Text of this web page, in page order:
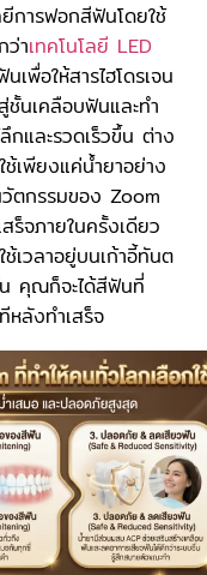
การฟอกสีฟันโดยใช้
ว่าเทคโนโลยี LED
เพื่อให้สารไฮโดรเจน
ชั้นเคลือบฟันและทำ
และรวดเร็วขึ้น ต่าง
เพียงแค่น้ำยาอย่าง
ตกรรมของ Zoom
ร็จภายในครั้งเดียว
ช้เวลาอยู่บนเก้าอี้ทันต
คุณก็จะได้สีฟันที่
หลังทำเสร็จ